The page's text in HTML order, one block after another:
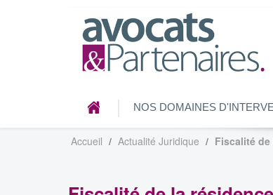
NOS DOMAINES
Accueil Actualité Juridique Fiscalité